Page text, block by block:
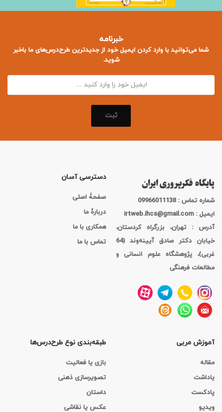
خبرنامه
شما می‌توانید با وارد کردن ایمیل خود از جدید‌ترین طرح‌درس‌های ما باخبر
شوید.
ثبت
شماره تماس : 09966011138
ایمیل : irtweb.ihcs@gmail.com
آدرس : تهران، بزرگراه کردستان،
خیابان دکتر صادق آیینه‌وند (64
غربی)، پژوهشگاه علوم انسانی و
مطالعات فرهنگی
دسترسی آسان
صفحۀ اصلی
دربارۀ ما
همکاری با ما
تماس با ما
آموزش مربی
مقاله
یاداشت
پادکست
ویدیو
طبقه‌بندی نوع طرح‌درس‌ها
بازی یا فعالیت
تصویرسازی ذهنی
داستان
عکس یا نقاشی